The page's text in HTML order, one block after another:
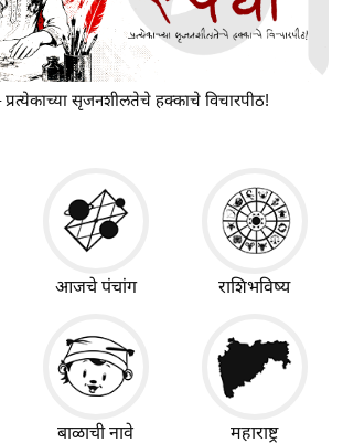
– प्रत्येकाच्या सृजनशीलतेचे हक्काचे विचारपीठ!
आजचे पंचांग राशिभविष्य
बाळाची नावे महाराष्ट्र